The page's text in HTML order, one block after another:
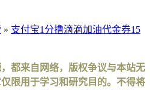
» 支付宝1分撸滴滴加油代金券15
都来自网络，版权争议与本站无
限用于学习和研究目的。不得将